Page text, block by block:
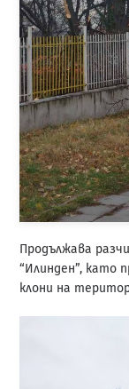
Продължава
“Илинден”, като
клони на